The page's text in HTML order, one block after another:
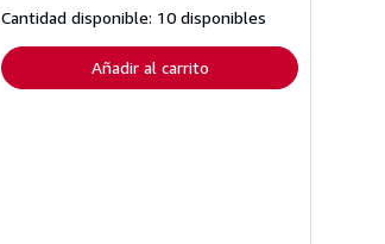
tarifas
de
envío
Cantidad disponible: 10 disponibles
Añadir al carrito